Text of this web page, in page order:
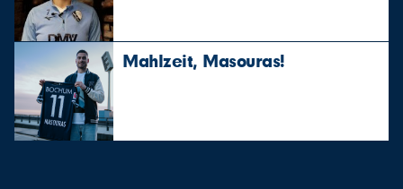
Mahlzeit, Masouras!